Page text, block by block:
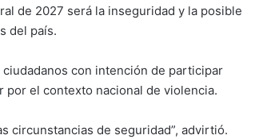
de 2027 será la inseguridad y la posible
del país.
con intención de participar
por el contexto nacional de violencia.
circunstancias de seguridad”, advirtió.